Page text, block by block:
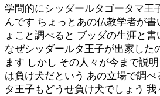
学問的にシッダールタゴータマ王
んです ちょっとあの仏教学者が
ょこと調べると ブッダの生涯と
なぜシッダールタ王子が出家した
ます しかし その人々が今まで説
は負け犬だという あの立場で調
タ王子もどうせ負け犬でしょう